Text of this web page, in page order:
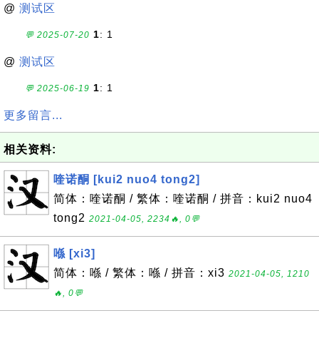
@ 测试区
💬 2025-07-20 1: 1
@ 测试区
💬 2025-06-19 1: 1
更多留言...
相关资料:
喹诺酮 [kui2 nuo4 tong2]
简体：喹诺酮 / 繁体：喹诺酮 / 拼音：kui2 nuo4
tong2 2021-04-05, 2234🔥, 0💬
喺 [xi3]
简体：喺 / 繁体：喺 / 拼音：xi3 2021-04-05, 1210
🔥, 0💬